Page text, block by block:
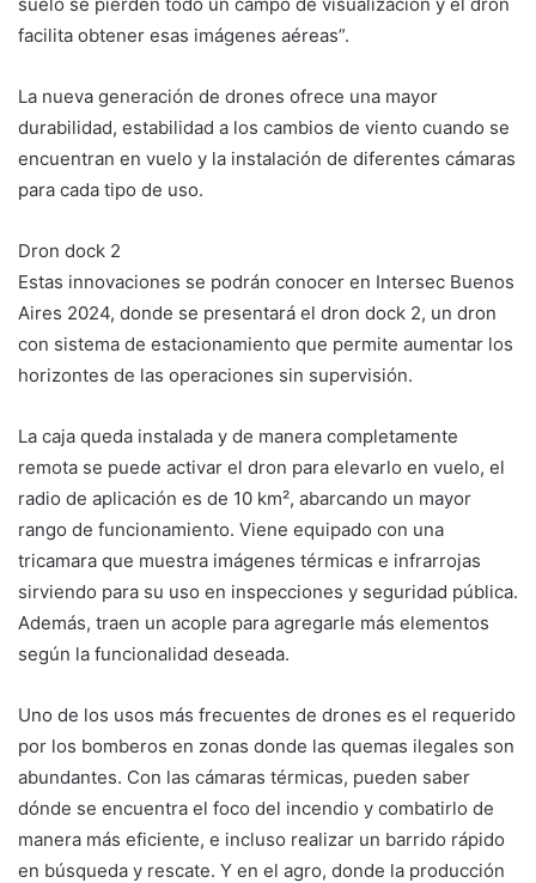
facilita obtener esas imágenes aéreas”.
La nueva generación de drones ofrece una mayor
durabilidad, estabilidad a los cambios de viento cuando se
encuentran en vuelo y la instalación de diferentes cámaras
para cada tipo de uso.
Dron dock 2
Estas innovaciones se podrán conocer en Intersec Buenos
Aires 2024, donde se presentará el dron dock 2, un dron
con sistema de estacionamiento que permite aumentar los
horizontes de las operaciones sin supervisión.
La caja queda instalada y de manera completamente
remota se puede activar el dron para elevarlo en vuelo, el
radio de aplicación es de 10 km², abarcando un mayor
rango de funcionamiento. Viene equipado con una
tricamara que muestra imágenes térmicas e infrarrojas
sirviendo para su uso en inspecciones y seguridad pública.
Además, traen un acople para agregarle más elementos
según la funcionalidad deseada.
Uno de los usos más frecuentes de drones es el requerido
por los bomberos en zonas donde las quemas ilegales son
abundantes. Con las cámaras térmicas, pueden saber
dónde se encuentra el foco del incendio y combatirlo de
manera más eficiente, e incluso realizar un barrido rápido
en búsqueda y rescate. Y en el agro, donde la producción